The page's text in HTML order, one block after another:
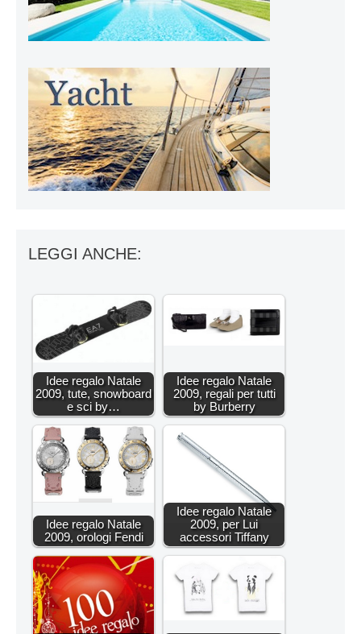
LEGGI ANCHE:
Idee regalo Natale
2009, tute, snowboard
e sci by…
Idee regalo Natale
2009, regali per tutti
by Burberry
Idee regalo Natale
2009, orologi Fendi
Idee regalo Natale
2009, per Lui
accessori Tiffany